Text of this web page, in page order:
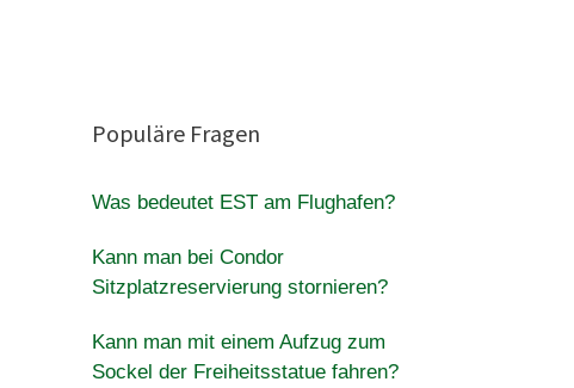
Populäre Fragen
Was bedeutet EST am Flughafen?
Kann man bei Condor
Sitzplatzreservierung stornieren?
Kann man mit einem Aufzug zum
Sockel der Freiheitsstatue fahren?